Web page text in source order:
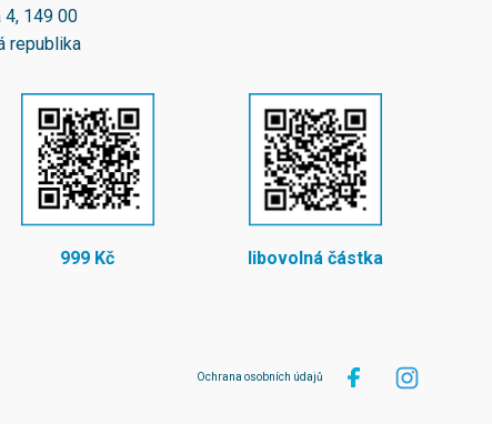
4, 149 00
republika
999 Kč libovolná částka
Ochrana osobních údajů